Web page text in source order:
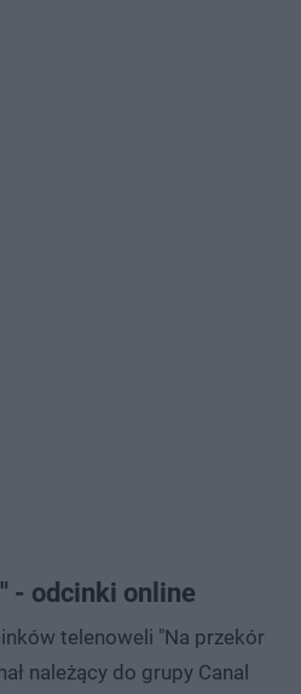
- odcinki online
telenoweli "Na przekór
należący do grupy Canal